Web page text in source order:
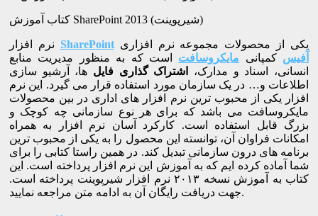
کتاب آموزش SharePoint 2013 (شیرپوینت)
SharePoint یکی از محصولات مجموعه نرم افزاری
آفیس کمپانی مایکروسافت است که به منظور مدیریت منابع
انسانی، اسناد و مدارک،
اشتراک گذاری فایل ها، آرشیو سازی
اطلاعات و… در یک سازمان مورد استفاده قرار می گیرد. این نرم
افزار یکی از محبوب ترین نرم افزار های اداری در بین محصولات
مایکروسافت می باشد که برای هر نوع سازمانی چه کوچک و
بزرگ قابل استفاده است. کارکرد آسان نرم افزار به همراه
امکانات فراوان آن، توانسته این محصول را به یکی از محبوب ترین
برنامه های درون سازمانی تبدیل کند. در همین راستا کتابی را برای
شما آماده کرده ایم که به آموزش این نرم افزار پرداخته است. این
کتاب به آموزش نسخه ۲۰۱۳ نرم افزار شیرپوینت پرداخته است.
جهت دریافت رایگان آن به ادامه متن مراجعه نمایید.